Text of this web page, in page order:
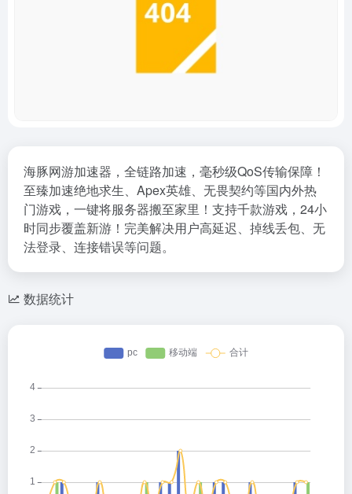
海豚网游加速器，全链路加速，毫秒级QoS传输保障！
至臻加速绝地求生、Apex英雄、无畏契约等国内外热
门游戏，一键将服务器搬至家里！支持千款游戏，24小
时同步覆盖新游！完美解决用户高延迟、掉线丢包、无
法登录、连接错误等问题。
数据统计